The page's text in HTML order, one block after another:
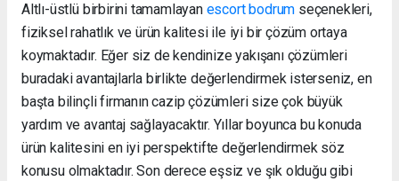
Altlı-üstlü birbirini tamamlayan escort bodrum seçenekleri,
fiziksel rahatlık ve ürün kalitesi ile iyi bir çözüm ortaya
koymaktadır. Eğer siz de kendinize yakışanı çözümleri
buradaki avantajlarla birlikte değerlendirmek isterseniz, en
başta bilinçli firmanın cazip çözümleri size çok büyük
yardım ve avantaj sağlayacaktır. Yıllar boyunca bu konuda
ürün kalitesini en iyi perspektifte değerlendirmek söz
konusu olmaktadır. Son derece eşsiz ve şık olduğu gibi